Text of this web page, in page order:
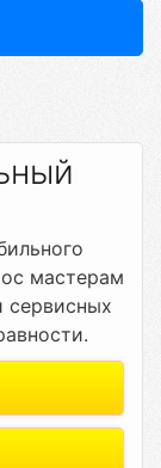
мастерам
сервисных